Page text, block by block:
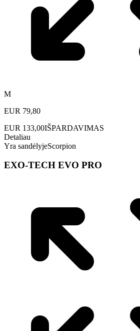
M
EUR 79,80
EUR 133,00IŠPARDAVIMAS
Detaliau
Yra sandėlyjeScorpion
EXO-TECH EVO PRO